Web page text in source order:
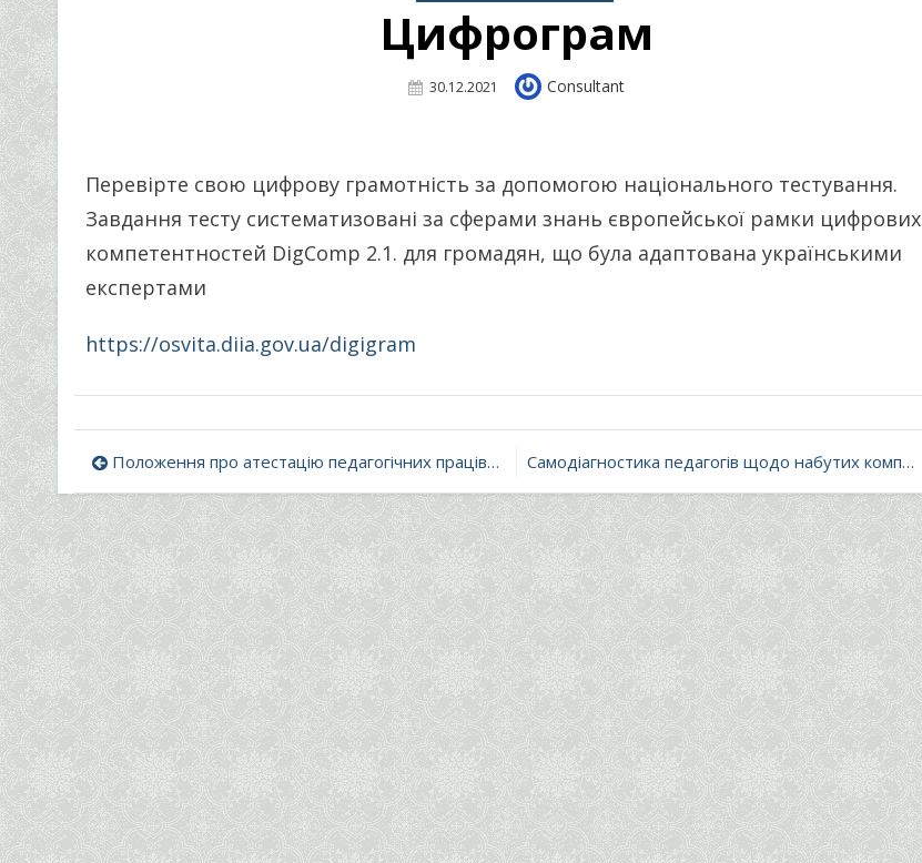
Цифрограм
Posted
30.12.2021 Author
Consultant
Перевірте свою цифрову грамотність за допомогою національного тестування.
Завдання тесту систематизовані за сферами знань європейської рамки цифрових
компетентностей DigComp 2.1. для громадян, що була адаптована українськими
експертами
https://osvita.diia.gov.ua/digigram
Навігація
записів
Положення про атестацію педагогічних працівників Самодіагностика педагогів щодо набутих компетентностей відповідно до Професійного стандарту